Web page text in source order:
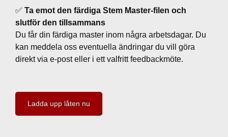
✅ Ta emot den färdiga Stem Master-filen och
slutför den tillsammans
Du får din färdiga master inom några arbetsdagar. Du
kan meddela oss eventuella ändringar du vill göra
direkt via e-post eller i ett valfritt feedbackmöte.
Ladda upp låten nu